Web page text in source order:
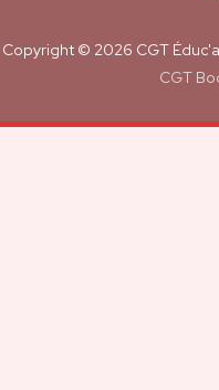
Copyright © 2026 CGT
CGT